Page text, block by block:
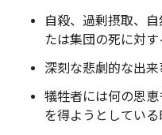
自殺、過剰摂取、
たは集団の死に対
深刻な悲劇的な出来
犠牲者には何の恩
を得ようとしている